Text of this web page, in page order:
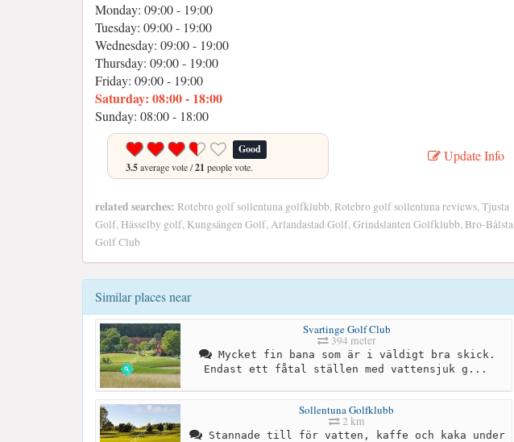
Monday: 09:00 - 19:00
Tuesday: 09:00 - 19:00
Wednesday: 09:00 - 19:00
Thursday: 09:00 - 19:00
Friday: 09:00 - 19:00
Saturday: 08:00 - 18:00
Sunday: 08:00 - 18:00
Good
3.5average vote /21 people vote.
Update Info
related searches: Rotebro golf sollentuna golfklubb, Rotebro golf sollentuna reviews, Tjusta
Golf, Hässelby golf, Kungsängen Golf, Arlandastad Golf, Grindslanten Golfklubb, Bro-Bålsta
Golf Club
Similar places near
Svartinge Golf Club
394 meter
Mycket fin bana som är i väldigt bra skick.
Endast ett fåtal ställen med vattensjuk g...
Sollentuna Golfklubb
2 km
Stannade till för vatten, kaffe och kaka under